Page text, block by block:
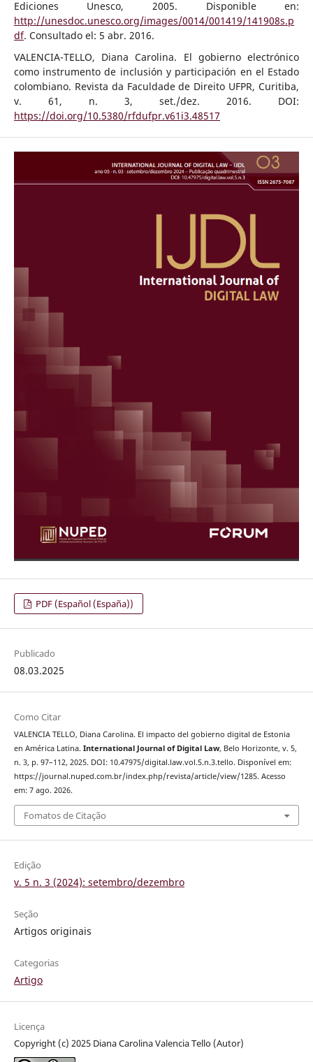
Ediciones Unesco, 2005. Disponible en:
http://unesdoc.unesco.org/images/0014/001419/141908s.p
df. Consultado el: 5 abr. 2016.
VALENCIA-TELLO, Diana Carolina. El gobierno electrónico
como instrumento de inclusión y participación en el Estado
colombiano. Revista da Faculdade de Direito UFPR, Curitiba,
v. 61, n. 3, set./dez. 2016. DOI:
https://doi.org/10.5380/rfdufpr.v61i3.48517
PDF (Español (España))
Publicado
08.03.2025
Como Citar
VALENCIA TELLO, Diana Carolina. El impacto del gobierno digital de Estonia
en América Latina. International Journal of Digital Law, Belo Horizonte, v. 5,
n. 3, p. 97–112, 2025. DOI: 10.47975/digital.law.vol.5.n.3.tello. Disponível em:
https://journal.nuped.com.br/index.php/revista/article/view/1285. Acesso
em: 7 ago. 2026.
Fomatos de Citação
Edição
v. 5 n. 3 (2024): setembro/dezembro
Seção
Artigos originais
Categorias
Artigo
Licença
Copyright (c) 2025 Diana Carolina Valencia Tello (Autor)